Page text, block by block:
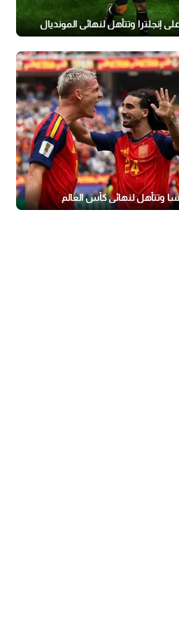
إنجلترا وتتأهل لنهائي المونديال
وتتأهل لنهائي كأس العالم